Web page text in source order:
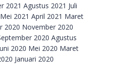
2021 Agustus 2021 Juli
2021 April 2021 Maret
2020 November 2020
2020 Agustus
2020 Mei 2020 Maret
Januari 2020